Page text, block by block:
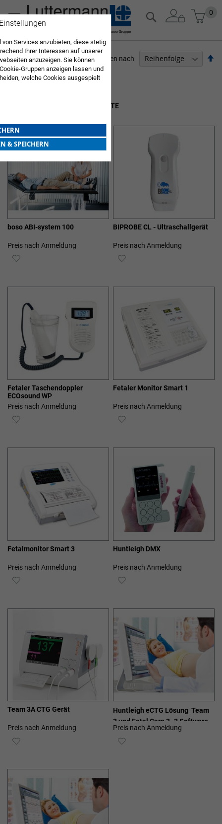
Zum
Inhalt
0
Suche
Sortieren nach
SONOGRAPHIE DIAGNOSE GERÄTE
boso ABI-system 100
Preis nach Anmeldung
ZUR
BIPROBE CL - Ultraschallgerät
Preis nach Anmeldung
ZUR
Fetaler Taschendoppler
ECOsound WP
Preis nach Anmeldung
ZUR
Fetaler Monitor Smart 1
Preis nach Anmeldung
ZUR
Fetalmonitor Smart 3
Preis nach Anmeldung
ZUR
Huntleigh DMX
Preis nach Anmeldung
ZUR
Team 3A CTG Gerät
Preis nach Anmeldung
ZUR
Huntleigh eCTG Lösung  Team
3 und Fetal Care 3- 2 Software
Preis nach Anmeldung
ZUR
ARZTBEDARF
Services anzubieten, diese stetig
Ihrer Interessen auf unserer
anzuzeigen. Sie können
Gruppen anzeigen lassen und
welche Cookies ausgespielt
& SPEICHERN